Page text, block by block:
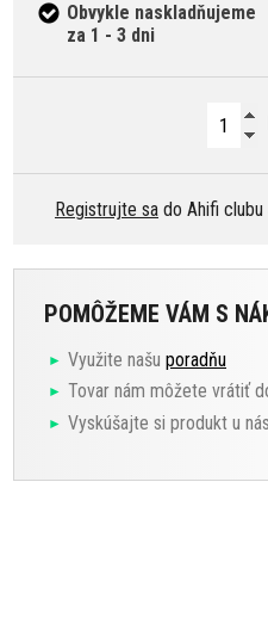
Obvykle naskladňujeme
za 1 - 3 dni
Registrujte sa do Ahifi
POMÔŽEME VÁM S
Využite našu poradňu
Tovar nám môžete vrátiť
Vyskúšajte si produkt u nás